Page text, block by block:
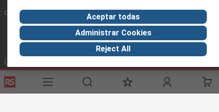
Conectar con nosotros
Links de ayuda
Servicios
Registrarse
Acerca de RS
Industria
Aceptar todas
Administrar Cookies
Reject All